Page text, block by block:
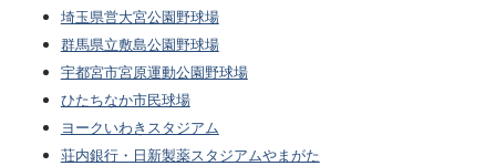
埼玉県営大宮公園野球場
群馬県立敷島公園野球場
宇都宮市宮原運動公園野球場
ひたちなか市民球場
ヨークいわきスタジアム
荘内銀行・日新製薬スタジアムやまがた